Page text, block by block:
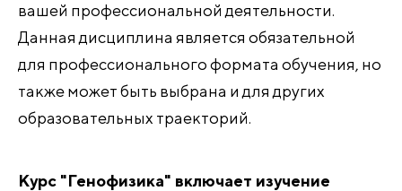
вашей профессиональной деятельности.
Данная дисциплина является обязательной
для профессионального формата обучения, но
также может быть выбрана и для других
образовательных траекторий.
Курс "Генофизика" включает изучение